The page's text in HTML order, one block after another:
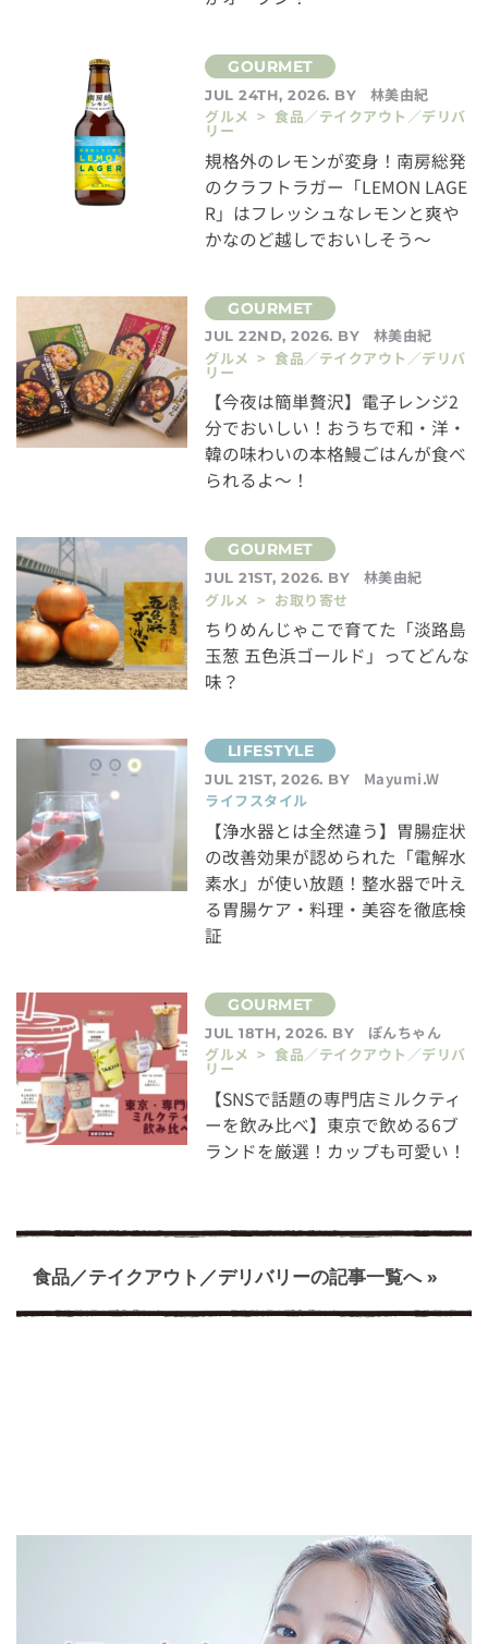
JUL 24TH, 2026. BY
林美由紀
グルメ > 食品／テイクアウト／デリバ
リー
規格外のレモンが変身！南房総発
のクラフトラガー「LEMON LAGE
R」はフレッシュなレモンと爽や
かなのど越しでおいしそう～
JUL 22ND, 2026. BY
林美由紀
グルメ > 食品／テイクアウト／デリバ
リー
【今夜は簡単贅沢】電子レンジ2
分でおいしい！おうちで和・洋・
韓の味わいの本格鰻ごはんが食べ
られるよ～！
JUL 21ST, 2026. BY
林美由紀
グルメ > お取り寄せ
ちりめんじゃこで育てた「淡路島
玉葱 五色浜ゴールド」ってどんな
味？
JUL 21ST, 2026. BY
Mayumi.W
ライフスタイル
【浄水器とは全然違う】胃腸症状
の改善効果が認められた「電解水
素水」が使い放題！整水器で叶え
る胃腸ケア・料理・美容を徹底検
証
JUL 18TH, 2026. BY
ぽんちゃん
グルメ > 食品／テイクアウト／デリバ
リー
【SNSで話題の専門店ミルクティ
ーを飲み比べ】東京で飲める6ブ
ランドを厳選！カップも可愛い！
食品／テイクアウト／デリバリーの記事一覧へ »